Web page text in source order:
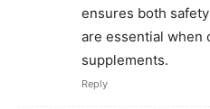
ensures both
are essential when
supplements.
Reply